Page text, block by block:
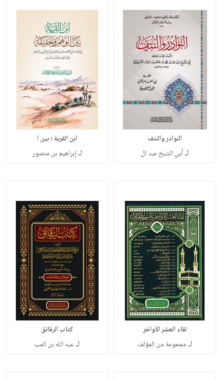
النوادر والنتف
لـأبي الشيخ عبد ال
ابن القرية ؛ بين ا
لـإبراهيم بن منصور
لقاء العشر الأواخر
لـ مجموعة من المؤلف
كتاب الرقائق
لـعبد الله بن المب